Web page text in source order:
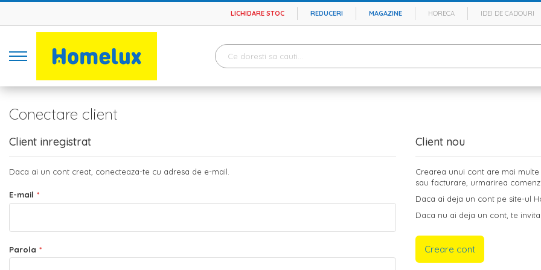
LICHIDARE STOC REDUCERI MAGAZINE HORECA IDEI DE CADOURI
Conectare client
Client inregistrat
Daca ai un cont creat, conecteaza-te cu adresa de e-mail.
E-mail
Parola
Client nou
Crearea unui cont are mai
sau facturare, urmarirea
Daca ai deja un cont pe site-ul
Daca nu ai deja un cont, te
Creare cont